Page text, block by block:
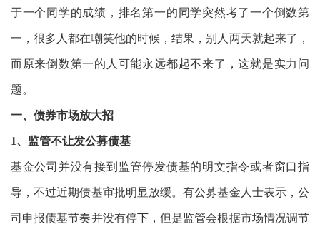
于一个同学的成绩，排名第一的同学突然考了一个倒数第
一，很多人都在嘲笑他的时候，结果，别人两天就起来了，
而原来倒数第一的人可能永远都起不来了，这就是实力问
题。
一、债券市场放大招
1、监管不让发公募债基
基金公司并没有接到监管停发债基的明文指令或者窗口指
导，不过近期债基审批明显放缓。有公募基金人士表示，公
司申报债基节奏并没有停下，但是监管会根据市场情况调节